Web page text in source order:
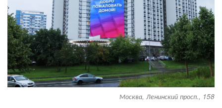
Москва, Ленинский просп., 158